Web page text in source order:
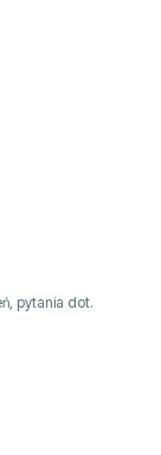
pytania dot.